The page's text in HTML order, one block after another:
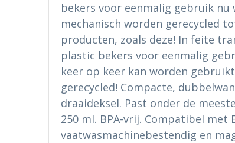
bekers voor eenmalig gebruik nu
mechanisch worden gerecycled
producten, zoals deze! In feite
plastic bekers voor eenmalig
keer op keer kan worden
gerecycled! Compacte,
draaideksel. Past onder de
250 ml. BPA-vrij. Compatibel met
vaatwasmachinebestendig en